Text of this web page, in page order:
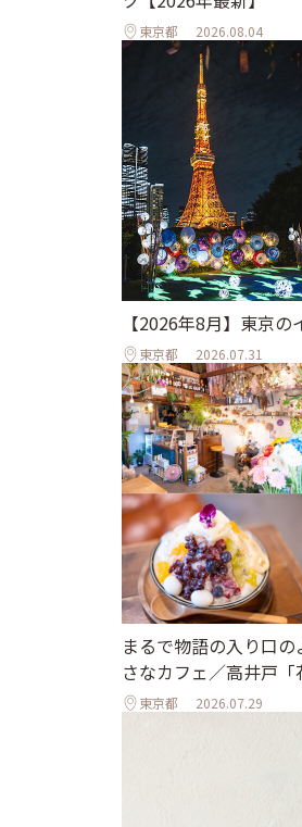
東京都 2026.08.04
【2026年8月】東京
東京都 2026.07.31
まるで物語の入り口
さなカフェ／高井戸「
東京都 2026.07.29